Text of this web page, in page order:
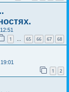
1 … 65 66 67 68
1 2